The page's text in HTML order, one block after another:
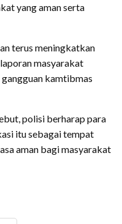
yang aman serta
terus meningkatkan
masyarakat
kamtibmas
polisi berharap para
itu sebagai tempat
aman bagi masyarakat